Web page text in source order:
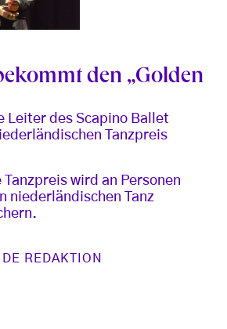
den „Golden
Leiter des Scapino Ballet
Tanzpreis
wird an Personen
niederländischen Tanz
REDAKTION